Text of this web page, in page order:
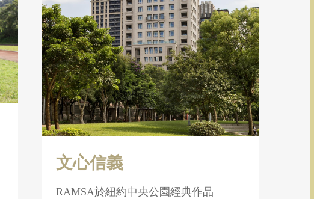
文心信義
RAMSA於紐約中央公園經典作品